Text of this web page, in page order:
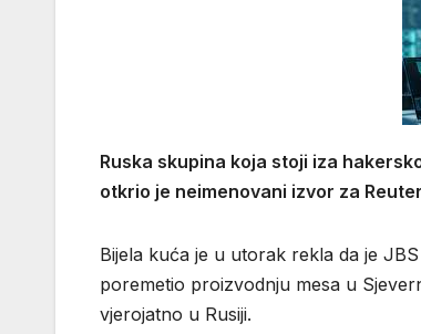
Ruska skupina koja stoji iza
otkrio je neimenovani izvor za
Bijela kuća je u utorak rekla da je
poremetio proizvodnju mesa u
vjerojatno u Rusiji.